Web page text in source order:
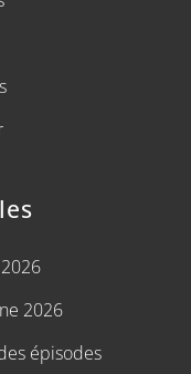
2026
épisodes